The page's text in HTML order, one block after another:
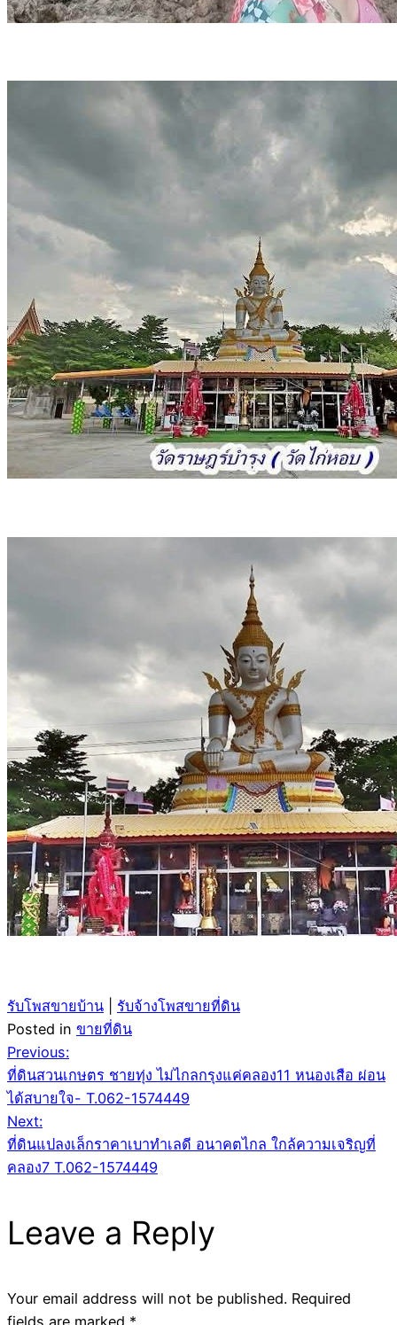
รับโพสขายบ้าน
รับจ้างโพสขายที่ดิน
Posted in ขายที่ดิน
Post
navigation
Previous:
ที่ดินสวนเกษตร ชายทุ่ง ไม่ไกลกรุงแค่คลอง11 หนองเสือ ผ่อน
ได้สบายใจ- T.062-1574449
Next:
ที่ดินแปลงเล็กราคาเบาทำเลดี อนาคตไกล ใกล้ความเจริญที่
คลอง7 T.062-1574449
Leave a Reply
Your email address will not be published. Required
fields are marked *